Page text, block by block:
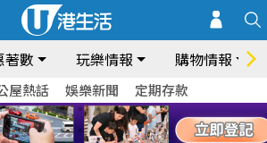
著數 玩樂情報 購物情報
屋熱話 娛樂新聞 定期存款